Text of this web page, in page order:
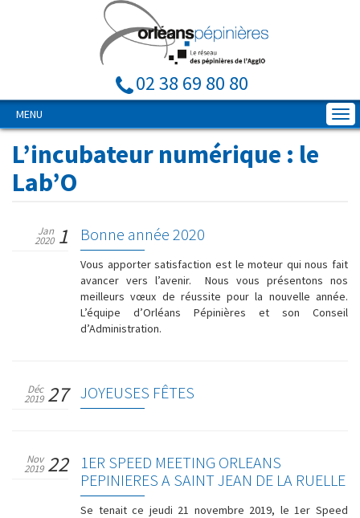
02 38 69 80 80
MENU
L’incubateur numérique : le
Lab’O
Bonne année 2020
Jan
2020 1
Vous apporter satisfaction est le moteur qui nous fait
avancer vers l’avenir. Nous vous présentons nos
meilleurs vœux de réussite pour la nouvelle année.
L’équipe d’Orléans Pépinières et son Conseil
d’Administration.
JOYEUSES FÊTES
Déc
2019 27
1ER SPEED MEETING ORLEANS
PEPINIERES A SAINT JEAN DE LA RUELLE
Nov
2019 22
Se tenait ce jeudi 21 novembre 2019, le 1er Speed